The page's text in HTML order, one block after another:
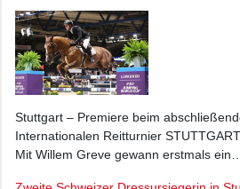
Stuttgart – Premiere beim
Internationalen Reitturnier
Mit Willem Greve gewann erstmals ein…